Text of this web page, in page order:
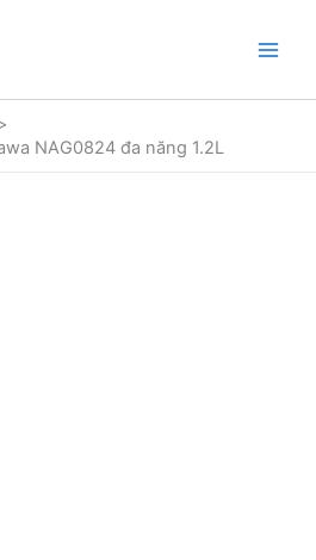
NAG0824 đa năng 1.2L